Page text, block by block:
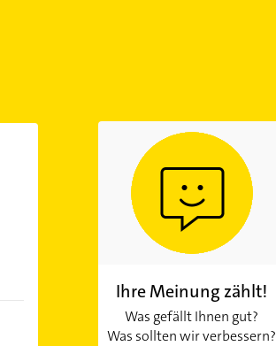
Ihre Meinung zählt!
Was gefällt Ihnen gut?
Was sollten wir verbessern?